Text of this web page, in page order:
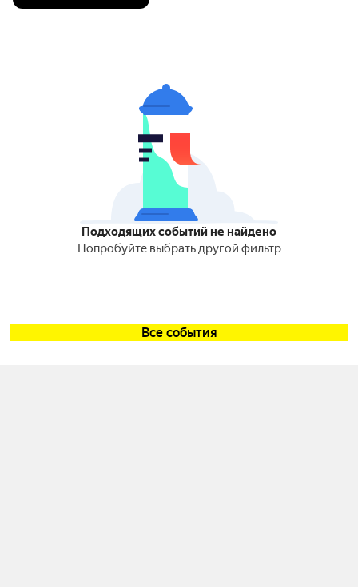
Подходящих событий не найдено
Попробуйте выбрать другой фильтр
Все события